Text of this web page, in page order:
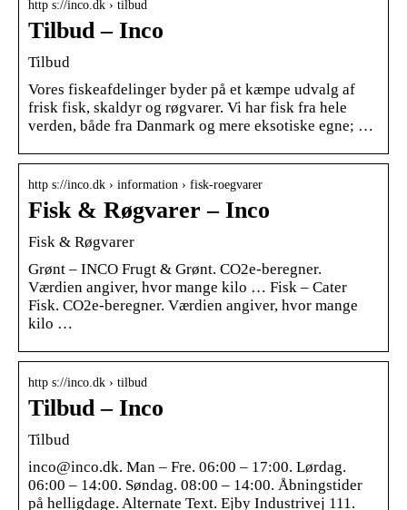
http s://inco.dk › tilbud
Tilbud – Inco
Tilbud
Vores fiskeafdelinger byder på et kæmpe udvalg af
frisk fisk, skaldyr og røgvarer. Vi har fisk fra hele
verden, både fra Danmark og mere eksotiske egne; …
http s://inco.dk › information › fisk-roegvarer
Fisk & Røgvarer – Inco
Fisk & Røgvarer
Grønt – INCO Frugt & Grønt. CO2e-beregner.
Værdien angiver, hvor mange kilo … Fisk – Cater
Fisk. CO2e-beregner. Værdien angiver, hvor mange
kilo …
http s://inco.dk › tilbud
Tilbud – Inco
Tilbud
inco@inco.dk. Man – Fre. 06:00 – 17:00. Lørdag.
06:00 – 14:00. Søndag. 08:00 – 14:00. Åbningstider
på helligdage. Alternate Text. Ejby Industrivej 111.